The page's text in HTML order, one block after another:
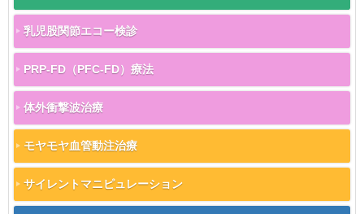
乳児股関節エコー検診
PRP-FD（PFC-FD）療法
体外衝撃波治療
モヤモヤ血管動注治療
サイレントマニピュレーション